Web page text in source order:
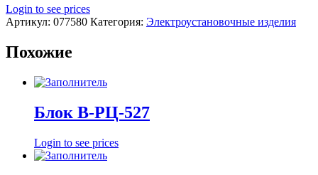
Login to see prices
Артикул: 077580 Категория: Электроустановочные изделия
Похожие
Блок В-РЦ-527
Login to see prices